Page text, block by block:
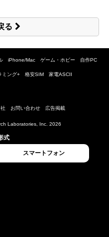
る
iPhone/Mac ゲーム・ホビー 自作PC
ミング+ 格安SIM 家電ASCII
お問い合わせ 広告掲載
Laboratories, Inc. 2026
式
スマートフォン